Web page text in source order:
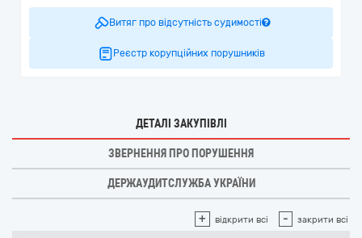
Витяг про відсутність судимості
Реєстр корупційних порушників
ДЕТАЛІ ЗАКУПІВЛІ
ЗВЕРНЕННЯ ПРО ПОРУШЕННЯ
ДЕРЖАУДИТСЛУЖБА УКРАЇНИ
+ відкрити всі - закрити всі